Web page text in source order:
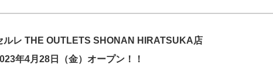
ルレ THE OUTLETS SHONAN HIRATSUKA店
年4月28日（金）オープン！！